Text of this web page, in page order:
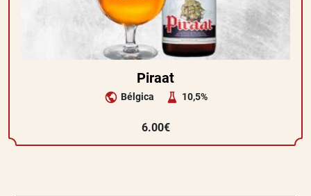
Piraat
Bélgica 10,5%
6.00€